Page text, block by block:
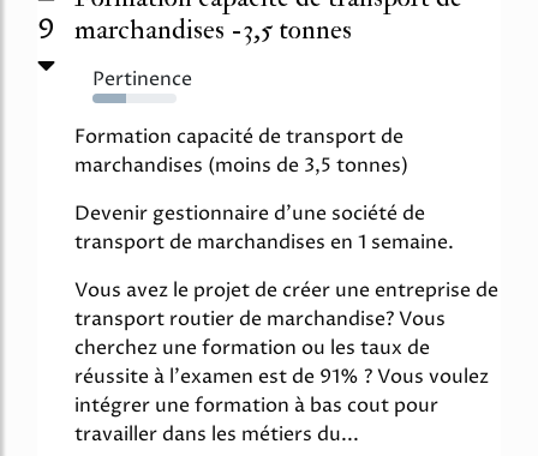
9
marchandises -3,5 tonnes
Pertinence
40%
Formation capacité de transport de
marchandises (moins de 3,5 tonnes)
Devenir gestionnaire d'une société de
transport de marchandises en 1 semaine.
Vous avez le projet de créer une entreprise de
transport routier de marchandise? Vous
cherchez une formation ou les taux de
réussite à l'examen est de 91% ? Vous voulez
intégrer une formation à bas cout pour
travailler dans les métiers du...